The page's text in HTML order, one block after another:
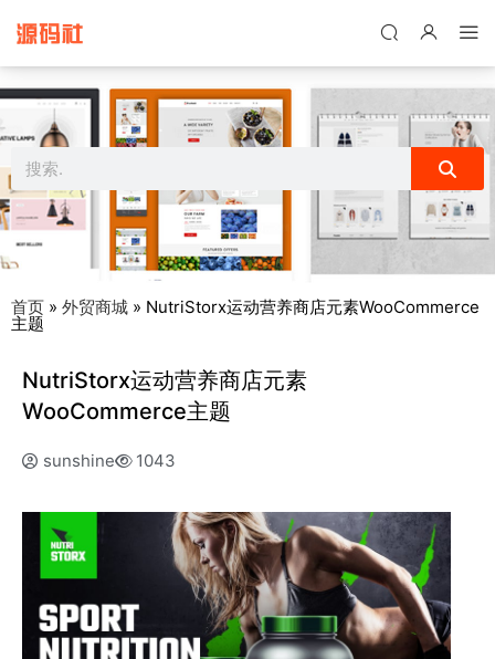
首页 » 外贸商城 » NutriStorx运动营养商店元素WooCommerce
主题
NutriStorx运动营养商店元素
WooCommerce主题
sunshine 1043